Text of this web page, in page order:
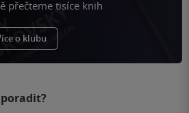
přečteme tisíce knih
o klubu